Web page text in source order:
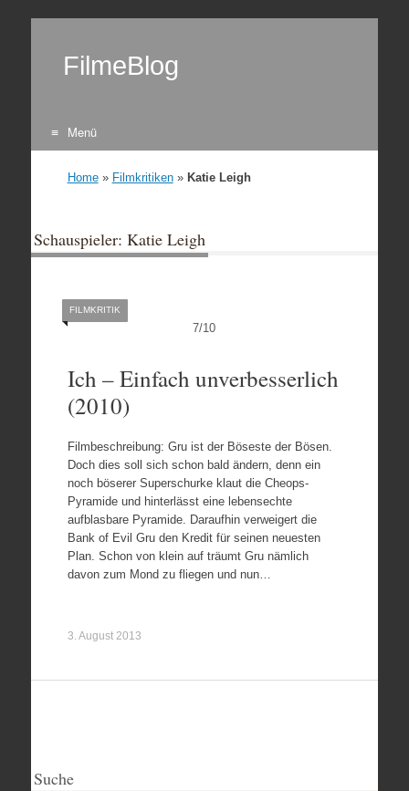
FilmeBlog
Menü
Home» Filmkritiken» Katie Leigh
Schauspieler: Katie Leigh
7/10
FILMKRITIK
Ich – Einfach unverbesserlich
(2010)
Filmbeschreibung: Gru ist der Böseste der Bösen.
Doch dies soll sich schon bald ändern, denn ein
noch böserer Superschurke klaut die Cheops-
Pyramide und hinterlässt eine lebensechte
aufblasbare Pyramide. Daraufhin verweigert die
Bank of Evil Gru den Kredit für seinen neuesten
Plan. Schon von klein auf träumt Gru nämlich
davon zum Mond zu fliegen und nun…
3. August 2013
Suche